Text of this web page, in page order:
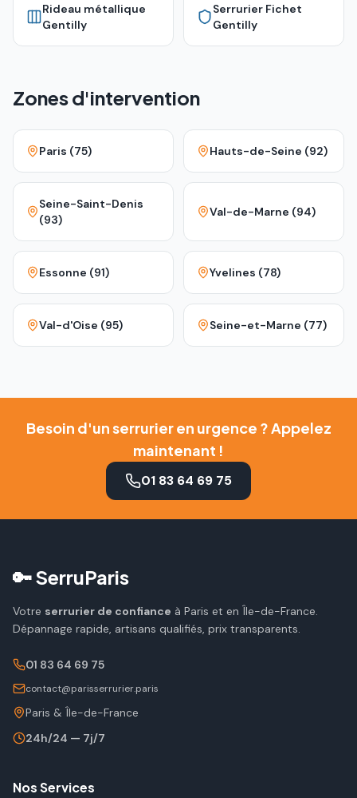
Rideau métallique
Gentilly
Serrurier Fichet
Gentilly
Zones d'intervention
Paris (75) Hauts-de-Seine (92)
Seine-Saint-Denis
(93)
Val-de-Marne (94)
Essonne (91) Yvelines (78)
Val-d'Oise (95) Seine-et-Marne (77)
Besoin d'un serrurier en urgence ? Appelez
maintenant !
01 83 64 69 75
🔑 SerruParis
Votre serrurier de confiance à Paris et en Île-de-France.
Dépannage rapide, artisans qualifiés, prix transparents.
01 83 64 69 75
contact@parisserrurier.paris
Paris & Île-de-France
24h/24 — 7j/7
Nos Services